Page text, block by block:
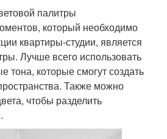
палитры
который необходимо
квартиры-студии, является
Лучше всего использовать
тона, которые смогут создать
Также можно
чтобы разделить